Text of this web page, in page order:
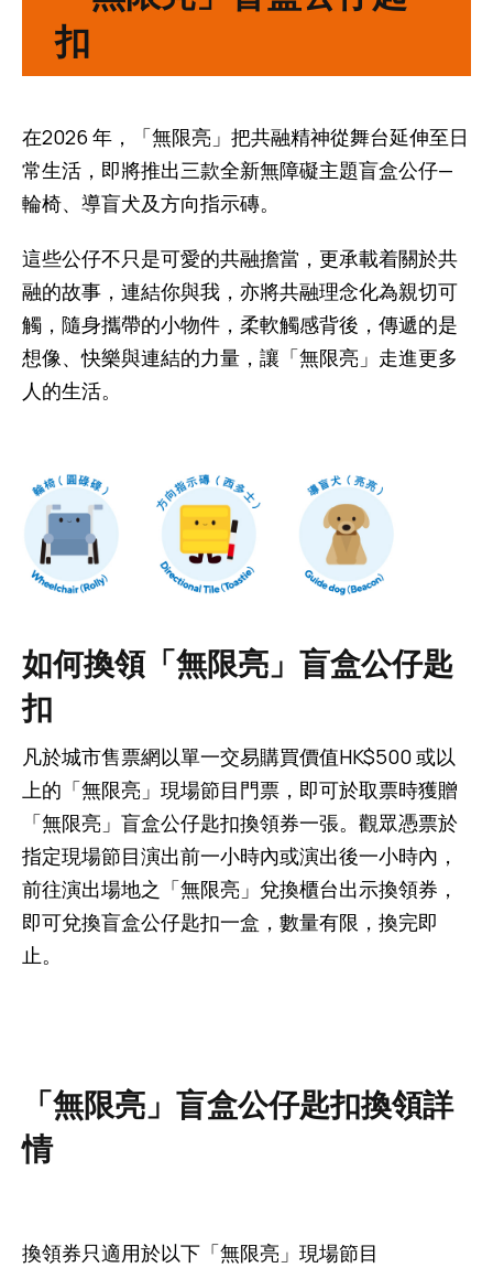
扣
在2026 年，「無限亮」把共融精神從舞台延伸至日
常生活，即將推出三款全新無障礙主題盲盒公仔—
輪椅、導盲犬及方向指示磚。
這些公仔不只是可愛的共融擔當，更承載着關於共
融的故事，連結你與我，亦將共融理念化為親切可
觸，隨身攜帶的小物件，柔軟觸感背後，傳遞的是
想像、快樂與連結的力量，讓「無限亮」走進更多
人的生活。
如何換領「無限亮」盲盒公仔匙
扣
凡於城市售票網以單一交易購買價值HK$500 或以
上的「無限亮」現場節目門票，即可於取票時獲贈
「無限亮」盲盒公仔匙扣換領券一張。觀眾憑票於
指定現場節目演出前一小時內或演出後一小時內，
前往演出場地之「無限亮」兌換櫃台出示換領券，
即可兌換盲盒公仔匙扣一盒，數量有限，換完即
止。
「無限亮」盲盒公仔匙扣換領詳
情
換領券只適用於以下「無限亮」現場節目